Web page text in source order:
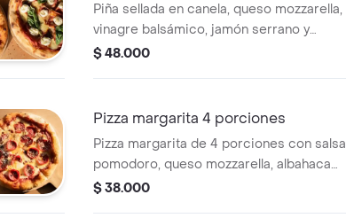
Piña sellada en canela, queso mozzarella,
vinagre balsámico, jamón serrano y
orégano.
$ 48.000
Pizza margarita 4 porciones
Pizza margarita de 4 porciones con salsa
pomodoro, queso mozzarella, albahaca
fresca y orégano.
$ 38.000